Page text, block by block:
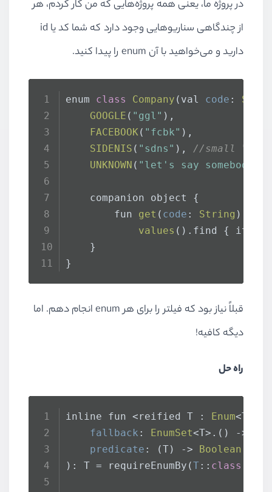
در پروژه ما، یعنی همه پروژه‌هایی که من کار کردم، هر
از چندگاهی سناریوهایی وجود دارد که شما کد یا id
دارید و می‌خواهید با آن enum را پیدا کنید.
enum class Company (val code :
GOOGLE ( "ggl" ),
FACEBOOK( "fcbk" ),
SIDENIS ( "sdns" ), //small
UNKNOWN ( "let's say somebody
    companion object {
        fun
get ( code : String ):
values (). find { it.
    }
}
قبلاً نیاز بود که فیلتر را برای هرenumانجام دهم. اما
دیگه کافیه!
راه حل
inline fun <reified T : Enum<T>>
fallback : EnumSet<T>.() -> T
predicate : (T) -> Boolean
): T = requireEnumBy(T:: class